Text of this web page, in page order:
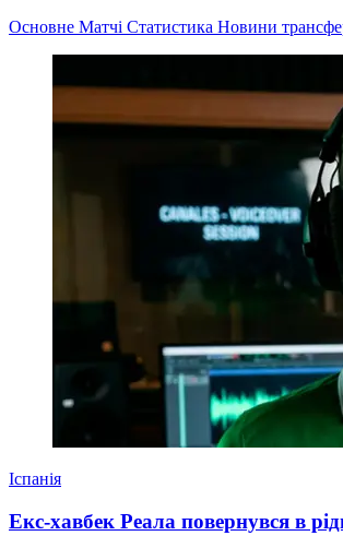
Основне Матчі Статистика Новини
Іспанія
Екс-хавбек Реала повернувся в